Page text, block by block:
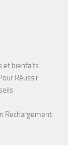
et bienfaits
Réussir
Rechargement